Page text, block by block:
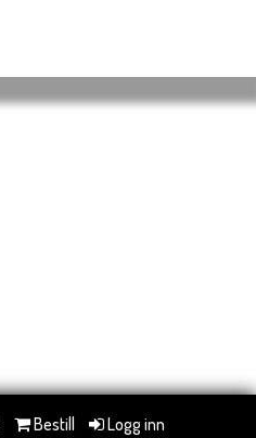
Bestill Logg inn